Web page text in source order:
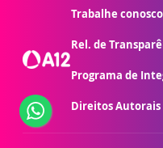
Trabalhe conosco
Rel. de
Programa de
Direitos Autorais